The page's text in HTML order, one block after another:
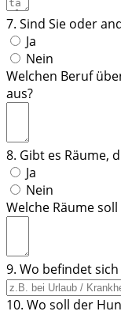
7. Sind Sie oder
Ja
Nein
Welchen Beruf
aus?
8. Gibt es Räume,
Ja
Nein
Welche Räume
9. Wo befindet
10. Wo soll der